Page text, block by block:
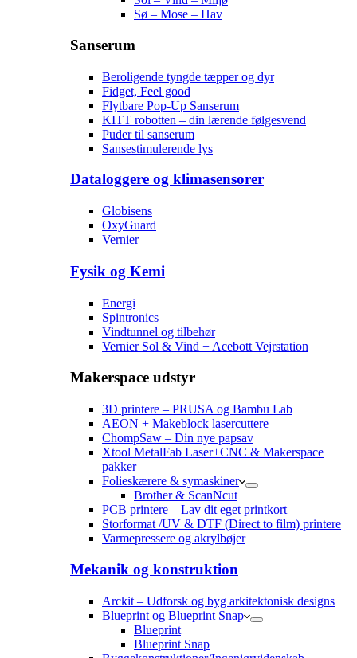
Sø – Mose – Hav
Sanserum
Beroligende tyngde tæpper og dyr
Fidget, Feel good
Flytbare Pop-Up Sanserum
KITT robotten – din lærende følgesvend
Puder til sanserum
Sansestimulerende lys
Dataloggere og klimasensorer
Globisens
OxyGuard
Vernier
Fysik og Kemi
Energi
Spintronics
Vindtunnel og tilbehør
Vernier Sol & Vind + Acebott Vejrstation
Makerspace udstyr
3D printere – PRUSA og Bambu Lab
AEON + Makeblock lasercuttere
ChompSaw – Din nye papsav
Xtool MetalFab Laser+CNC & Makerspace
pakker
Folieskærere & symaskiner
Brother & ScanNcut
PCB printere – Lav dit eget printkort
Storformat /UV & DTF (Direct to film) printere
Varmepressere og akrylbøjer
Mekanik og konstruktion
Arckit – Udforsk og byg arkitektonisk designs
Blueprint og Blueprint Snap
Blueprint
Blueprint Snap